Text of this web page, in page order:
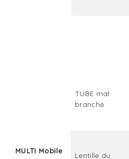
MULTI Mobile
TUBE mal
branché
Lentille du